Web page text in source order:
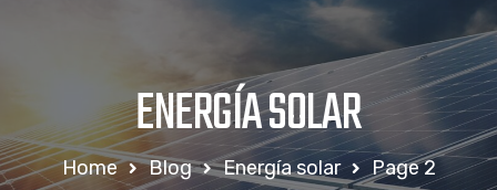
ENERGÍA SOLAR
Home Blog Energía solar Page 2